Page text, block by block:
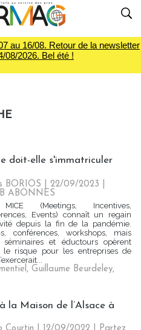
au 16/08. Retour de la newsletter
08/2026. Bel été !
doit-elle s'immatriculer
BORIOS | 22/09/2023
ABONNES
(Meetings, Incentives,
Events) connaît un regain
depuis la fin de la pandémie.
conférences, workshops, mais
séminaires et éductours opèrent
risque pour les entreprises de
, Guillaume Beurdeley,
la Maison de l’Alsace à